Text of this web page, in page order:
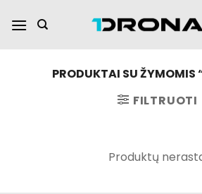
turinį
PRODUKTAI SU ŽYMOMIS
FILTRUOTI
Produktų